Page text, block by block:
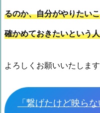
るのか、自分がやりたい
確かめておきたいという
よろしくお願いいたします
「繋げたけど映ら